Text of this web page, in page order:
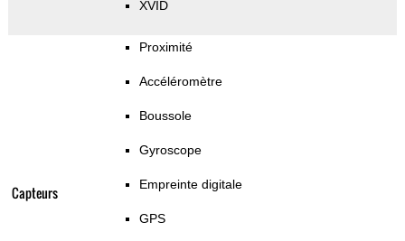
XVID
Capteurs
Proximité
Accéléromètre
Boussole
Gyroscope
Empreinte digitale
GPS